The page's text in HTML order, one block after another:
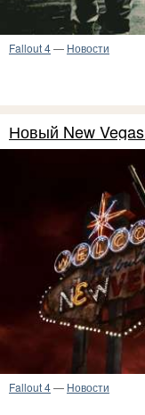
Fallout 4— Новости
Новый New
Fallout 4— Новости